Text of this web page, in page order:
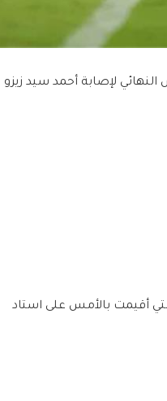
لإصابة أحمد سيد زيزو
أقيمت بالأمس على استاد